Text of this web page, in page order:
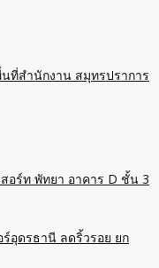
นที่สำนักงาน สมุทรปราการ
อร์ท พัทยา อาคาร D ชั้น 3
อุดรธานี ลดริ้วรอย ยก